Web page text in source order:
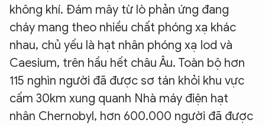
không khí. Đám mây từ lò phản ứng đang
cháy mang theo nhiều chất phóng xạ khác
nhau, chủ yếu là hạt nhân phóng xạ Iod và
Caesium, trên hầu hết châu Âu. Toàn bộ hơn
115 nghìn người đã được sơ tán khỏi khu vực
cấm 30km xung quanh Nhà máy điện hạt
nhân Chernobyl, hơn 600.000 người đã được